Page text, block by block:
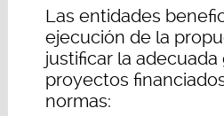
Las entidades
ejecución de la
justificar la
proyectos
normas: